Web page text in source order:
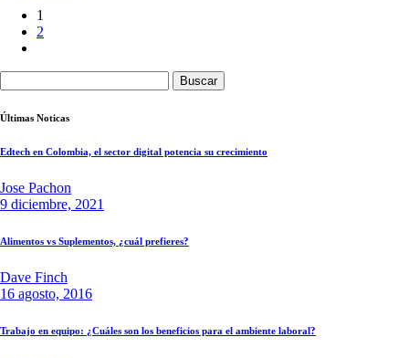
entradas
1
2
Últimas Noticas
Edtech en Colombia, el sector digital potencia su crecimiento
Jose Pachon
9 diciembre, 2021
Alimentos vs Suplementos, ¿cuál prefieres?
Dave Finch
16 agosto, 2016
Trabajo en equipo: ¿Cuáles son los beneficios para el ambiente laboral?